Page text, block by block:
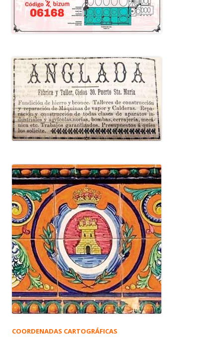
COORDENADAS CARTOGRÁFICAS